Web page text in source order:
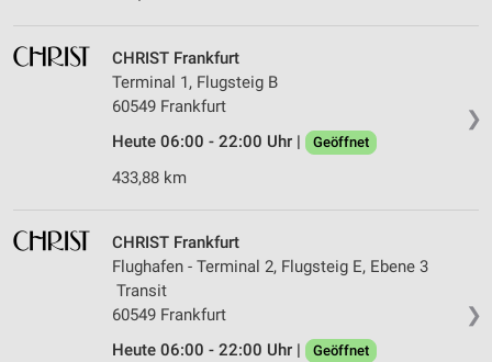
❯
CHRIST Frankfurt
Terminal 1, Flugsteig B
60549 Frankfurt
Heute 06:00 - 22:00 Uhr |
Geöffnet
433,88 km
❯
CHRIST Frankfurt
Flughafen - Terminal 2, Flugsteig E, Ebene 3
Transit
60549 Frankfurt
Heute 06:00 - 22:00 Uhr |
Geöffnet